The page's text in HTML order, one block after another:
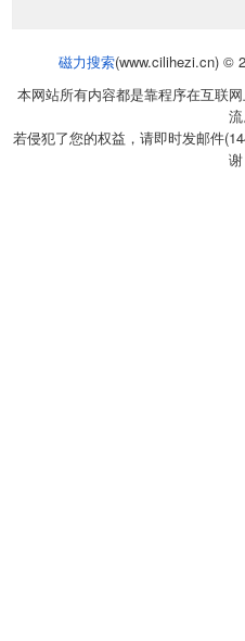
磁力搜索(www.cilihezi.cn) ©
本网站所有内容都是靠程序在互联
流
若侵犯了您的权益，请即时发邮件
谢